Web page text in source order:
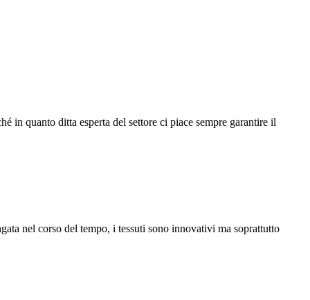
in quanto ditta esperta del settore ci piace sempre garantire il
nel corso del tempo, i tessuti sono innovativi ma soprattutto